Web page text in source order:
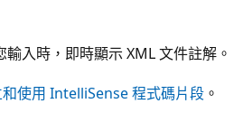
入時，即時顯示 XML 文件註解。
和使用 IntelliSense 程式碼片段 。